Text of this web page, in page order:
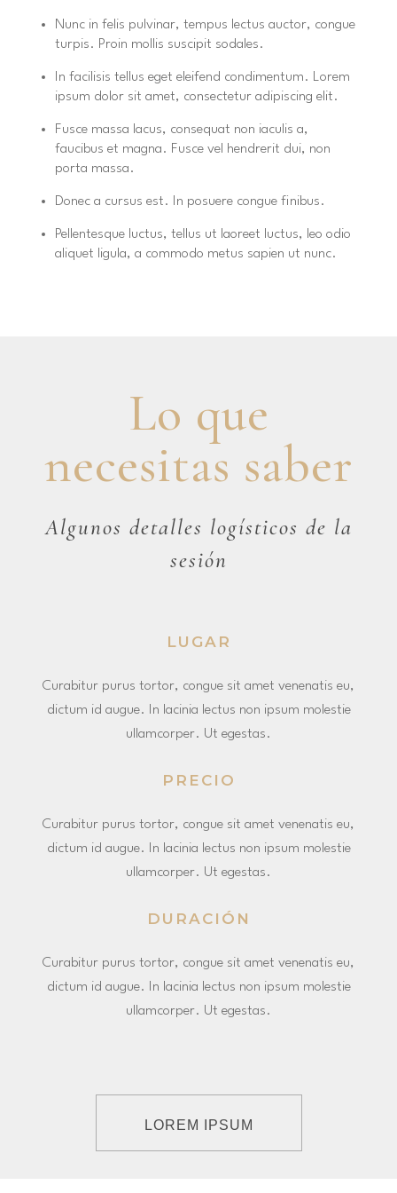
Nunc in felis pulvinar, tempus lectus auctor, congue
turpis. Proin mollis suscipit sodales.
In facilisis tellus eget eleifend condimentum. Lorem
ipsum dolor sit amet, consectetur adipiscing elit.
Fusce massa lacus, consequat non iaculis a,
faucibus et magna. Fusce vel hendrerit dui, non
porta massa.
Donec a cursus est. In posuere congue finibus.
Pellentesque luctus, tellus ut laoreet luctus, leo odio
aliquet ligula, a commodo metus sapien ut nunc.
Lo que
necesitas saber
Algunos detalles logísticos de la
sesión
LUGAR
Curabitur purus tortor, congue sit amet venenatis eu,
dictum id augue. In lacinia lectus non ipsum molestie
ullamcorper. Ut egestas.
PRECIO
Curabitur purus tortor, congue sit amet venenatis eu,
dictum id augue. In lacinia lectus non ipsum molestie
ullamcorper. Ut egestas.
DURACIÓN
Curabitur purus tortor, congue sit amet venenatis eu,
dictum id augue. In lacinia lectus non ipsum molestie
ullamcorper. Ut egestas.
LOREM IPSUM